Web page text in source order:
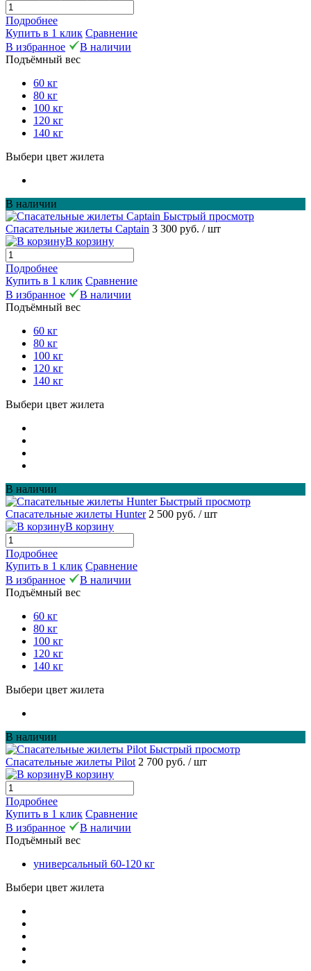
Подробнее
Купить в 1 клик Сравнение
В избранное
В наличии
Подъёмный вес
60 кг
80 кг
100 кг
120 кг
140 кг
Выбери цвет жилета
В наличии
Быстрый просмотр
Спасательные жилеты Captain 3 300 руб. / шт
В корзину
Подробнее
Купить в 1 клик Сравнение
В избранное
В наличии
Подъёмный вес
60 кг
80 кг
100 кг
120 кг
140 кг
Выбери цвет жилета
В наличии
Быстрый просмотр
Спасательные жилеты Hunter 2 500 руб. / шт
В корзину
Подробнее
Купить в 1 клик Сравнение
В избранное
В наличии
Подъёмный вес
60 кг
80 кг
100 кг
120 кг
140 кг
Выбери цвет жилета
В наличии
Быстрый просмотр
Спасательные жилеты Pilot 2 700 руб. / шт
В корзину
Подробнее
Купить в 1 клик Сравнение
В избранное
В наличии
Подъёмный вес
универсальный 60-120 кг
Выбери цвет жилета